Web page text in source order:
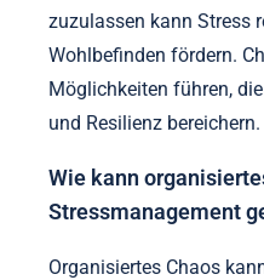
zuzulassen kann Stress
Wohlbefinden fördern.
Möglichkeiten führen,
und Resilienz bereichern.
Wie kann
Stressmanagement
Organisiertes Chaos